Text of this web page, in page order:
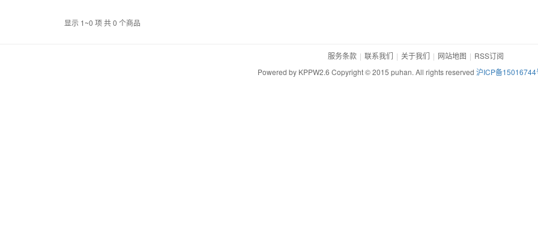
显示 1~0 项 共 0 个商品
服务条款 联系我们 关于我们 网站地图
RSS订阅
Powered by KPPW2.6 Copyright © 2015 puhan. All rights reserved 沪ICP备15016744